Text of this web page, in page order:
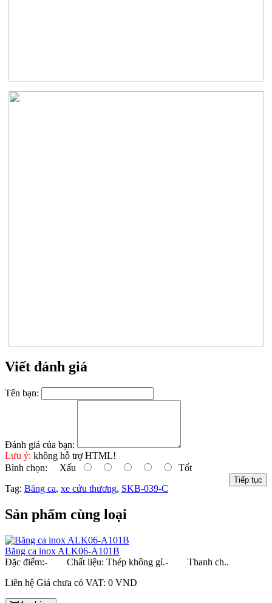
Viết đánh giá
Tên bạn:
Đánh giá của bạn:
Lưu ý: không hỗ trợ HTML!
Bình chọn: Xấu Tốt
Tiếp tục
Tag: Băng ca, xe cứu thương, SKB-039-C
Sản phẩm cùng loại
Băng ca inox ALK06-A101B
Đặc điểm:- Chất liệu: Thép không gỉ.- Thanh ch..
Liên hệ Giá chưa có VAT: 0 VND